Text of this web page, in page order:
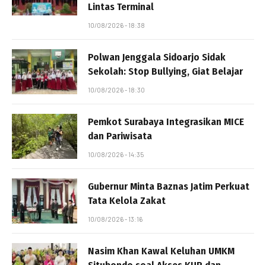
Lintas Terminal
10/08/2026 - 18:38
Polwan Jenggala Sidoarjo Sidak
Sekolah: Stop Bullying, Giat Belajar
10/08/2026 - 18:30
Pemkot Surabaya Integrasikan MICE
dan Pariwisata
10/08/2026 - 14:35
Gubernur Minta Baznas Jatim Perkuat
Tata Kelola Zakat
10/08/2026 - 13:16
Nasim Khan Kawal Keluhan UMKM